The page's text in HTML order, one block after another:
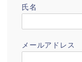
氏名
メールアドレス